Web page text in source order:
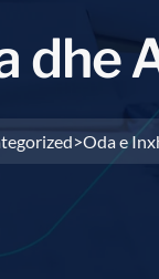
dhe
>Oda e